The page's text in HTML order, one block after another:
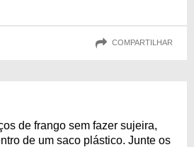
COMPARTILHAR
de frango sem fazer sujeira,
de um saco plástico. Junte os